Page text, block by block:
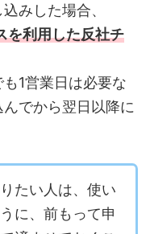
みした場合、
を利用した反社チ
1営業日は必要な
でから翌日以降に
たい人は、使い
に、前もって申